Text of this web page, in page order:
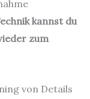
kannst du
zum
von Details